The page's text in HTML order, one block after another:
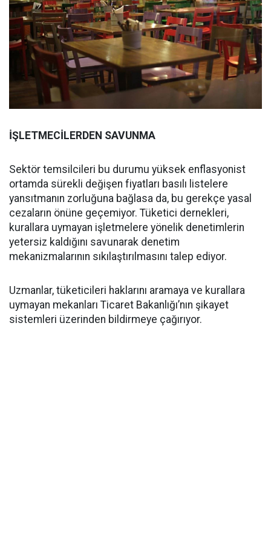
İŞLETMECİLERDEN SAVUNMA
Sektör temsilcileri bu durumu yüksek enflasyonist
ortamda sürekli değişen fiyatları basılı listelere
yansıtmanın zorluğuna bağlasa da, bu gerekçe yasal
cezaların önüne geçemiyor. Tüketici dernekleri,
kurallara uymayan işletmelere yönelik denetimlerin
yetersiz kaldığını savunarak denetim
mekanizmalarının sıkılaştırılmasını talep ediyor.
Uzmanlar, tüketicileri haklarını aramaya ve kurallara
uymayan mekanları Ticaret Bakanlığı’nın şikayet
sistemleri üzerinden bildirmeye çağırıyor.